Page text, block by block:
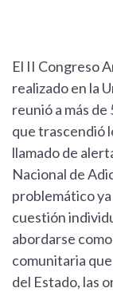
El II Congreso
realizado en la
reunió a más
que trascendió
llamado de
Nacional de
problemático
cuestión
abordarse
comunitaria
del Estado, las